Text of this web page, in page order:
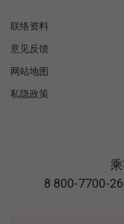
联络资料
意见反馈
网站地图
私隐政策
8 800-7700-